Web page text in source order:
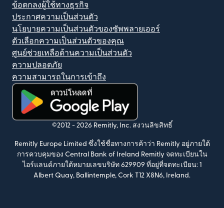
ข้อตกลงผู้ใช้ทางธุรกิจ
ประกาศความเป็นส่วนตัว
นโยบายความเป็นส่วนตัวของซัพพลายเออร์
ตัวเลือกความเป็นส่วนตัวของคุณ
ศูนย์ช่วยเหลือด้านความเป็นส่วนตัว
ความปลอดภัย
ความสามารถในการเข้าถึง
(เปิดในหน้าต่างใหม่)
©2012 - 2026 Remitly, Inc. สงวนลิขสิทธิ์
Remitly Europe Limited ซึ่งใช้ชื่อทางการค้าว่า Remitly อยู่ภายใต้
การควบคุมของ Central Bank of Ireland Remitly จดทะเบียนใน
ไอร์แลนด์ภายใต้หมายเลขบริษัท 629909 ที่อยู่ที่จดทะเบียน: 1
Albert Quay, Ballintemple, Cork T12 X8N6, Ireland.